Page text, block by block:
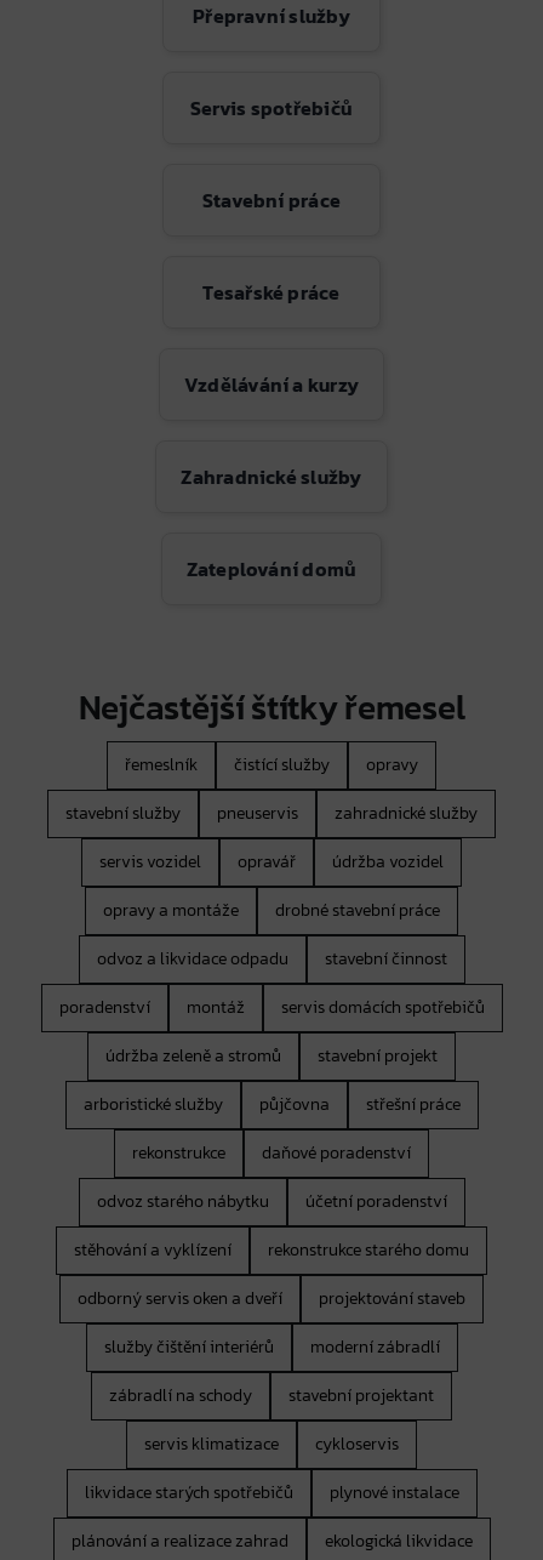
Přepravní služby
Servis spotřebičů
Stavební práce
Tesařské práce
Vzdělávání a kurzy
Zahradnické služby
Zateplování domů
Nejčastější štítky řemesel
řemeslník čistící služby
opravy
stavební služby
pneuservis
zahradnické služby
servis vozidel
opravář
údržba vozidel
opravy a montáže
drobné stavební práce
odvoz a likvidace odpadu
stavební činnost
poradenství
montáž
servis domácích spotřebičů
údržba zeleně a stromů
stavební projekt
arboristické služby
půjčovna
střešní práce
rekonstrukce
daňové poradenství
odvoz starého nábytku
účetní poradenství
stěhování a vyklízení
rekonstrukce starého domu
odborný servis oken a dveří
projektování staveb
služby čištění interiérů
moderní zábradlí
zábradlí na schody
stavební projektant
servis klimatizace
cykloservis
likvidace starých spotřebičů
plynové instalace
plánování a realizace zahrad
ekologická likvidace